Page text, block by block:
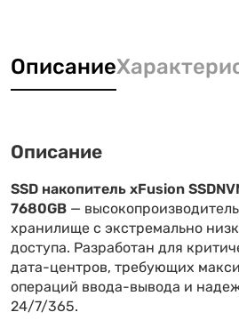
Описание
Описание
SSD накопитель xFusion
7680GB —
хранилище с экстремально
доступа. Разработан для
дата-центров, требующих
операций ввода-вывода и
24/7/365.